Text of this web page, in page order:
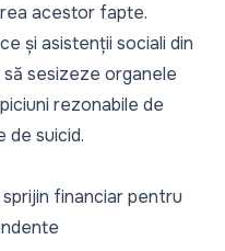
acestor fapte.
și asistenții sociali din
sesizeze organele
rezonabile de
de suicid.
financiar pentru